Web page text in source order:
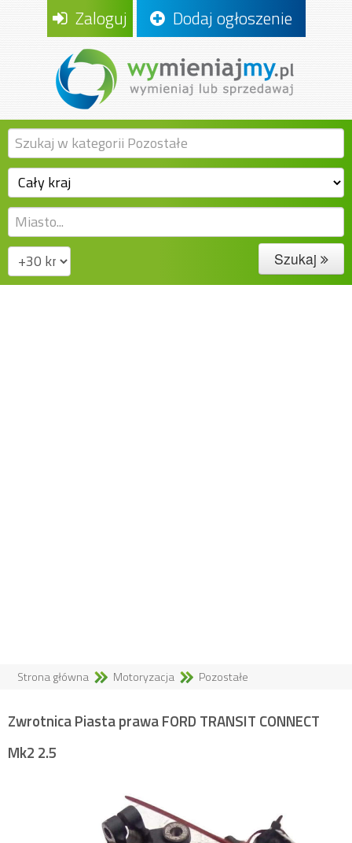
Zaloguj Dodaj ogłoszenie
Szukaj
Strona główna Motoryzacja Pozostałe
Zwrotnica Piasta prawa FORD TRANSIT CONNECT
Mk2 2.5